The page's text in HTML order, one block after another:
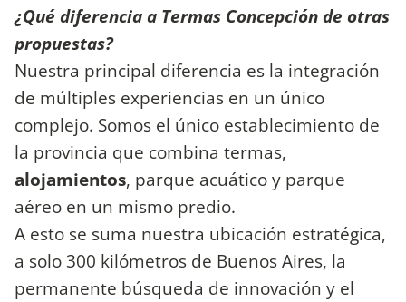
¿Qué diferencia a Termas Concepción de otras
propuestas?
Nuestra principal diferencia es la integración
de múltiples experiencias en un único
complejo. Somos el único establecimiento de
la provincia que combina termas,
alojamientos, parque acuáticoy parque
aéreo en un mismo predio.
A esto se suma nuestra ubicación estratégica,
a solo 300 kilómetros de Buenos Aires, la
permanente búsqueda de innovación y el